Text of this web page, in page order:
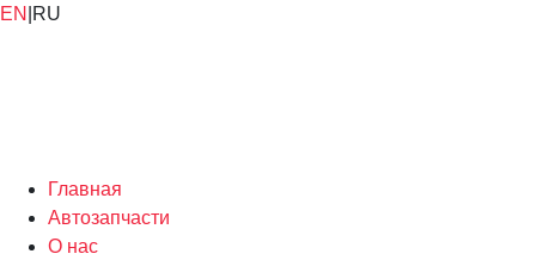
EN RU
Главная
Автозапчасти
О нас